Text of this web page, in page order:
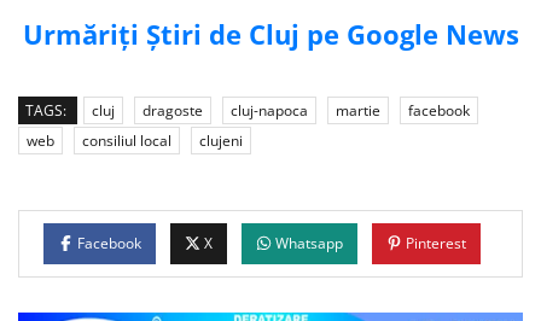
Urmăriți Știri de Cluj pe Google News
TAGS: cluj dragoste cluj-napoca martie
facebook
web
consiliul local clujeni
Facebook X Whatsapp Pinterest